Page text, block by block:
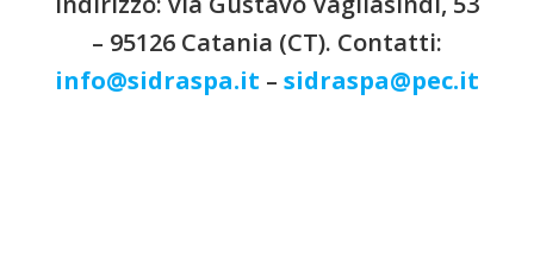
– 95126 Catania (CT). Contatti:
info@sidraspa.it – sidraspa@pec.it